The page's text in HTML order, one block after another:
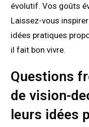
évolutif. Vos goûts
Laissez-vous
idées pratiques
il fait bon vivre.
Questions
de vision-
leurs idées